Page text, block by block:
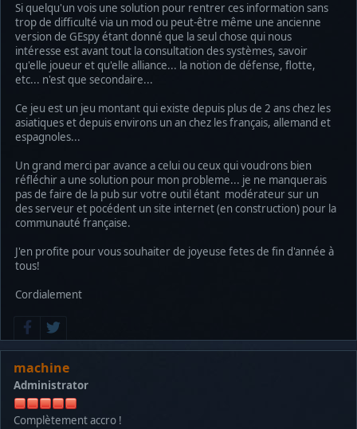
Si quelqu'un vois une solution pour rentrer ces information sans
trop de difficulté via un mod ou peut-être même une ancienne
version de GEspy étant donné que la seul chose qui nous
intéresse est avant tout la consultation des systèmes, savoir
qu'elle joueur et qu'elle alliance... la notion de défense, flotte,
etc... n'est que secondaire...
Ce jeu est un jeu montant qui existe depuis plus de 2 ans chez les
asiatiques et depuis environs un an chez les français, allemand et
espagnoles...
Un grand merci par avance a celui ou ceux qui voudrons bien
réfléchir a une solution pour mon probleme... je ne manquerais
pas de faire de la pub sur votre outil étant modérateur sur un
des serveur et pocédent un site internet (en construction) pour la
communauté française.
J'en profite pour vous souhaiter de joyeuse fetes de fin d'année à
tous!
Cordialement
machine
Administrator
Complètement accro !